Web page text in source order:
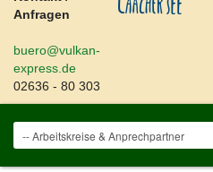
Anfragen
buero@vulkan-
express.de
02636 - 80 303